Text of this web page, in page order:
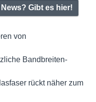
Gibt es hier!
von
Bandbreiten-
rückt näher zum